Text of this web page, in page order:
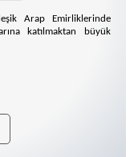
Arap Emirliklerinde
katılmaktan büyük